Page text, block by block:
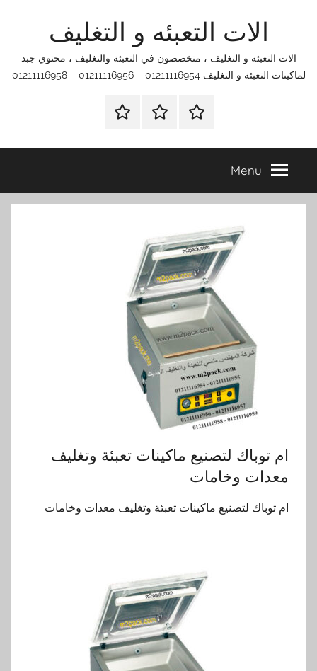
الات التعبئه و التغليف
الات التعبئه و التغليف ، متخصصون في التعبئة والتغليف ، محتوي جبد
لماكينات التعبئة و التغليف 01211116954 – 01211116956 – 01211116958
الرئيسيةاتصل
اتـصـل
في
التي
Menu
ام توباك لتصنيع ماكينات تعبئة وتغليف
معدات وخامات
ام توباك لتصنيع ماكينات تعبئة وتغليف معدات وخامات